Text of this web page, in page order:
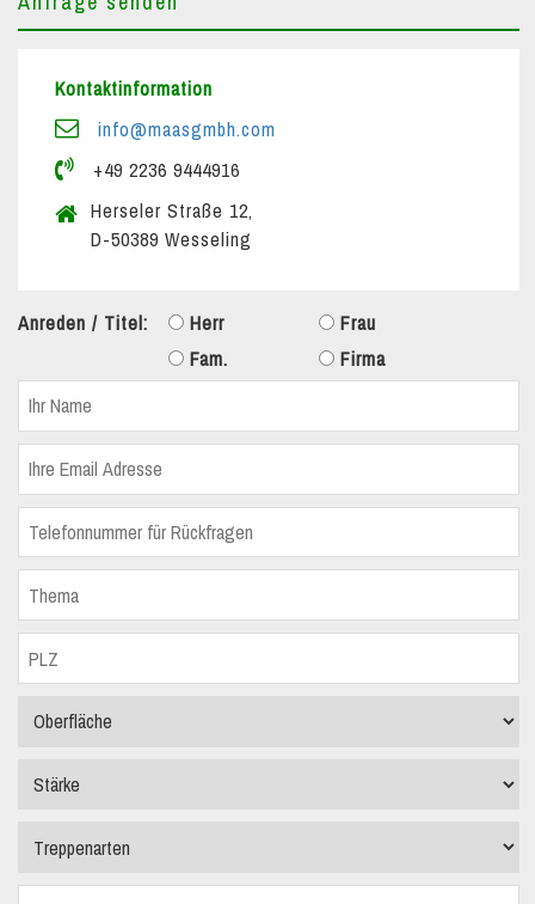
Kontaktinformation
info@maasgmbh.com
+49 2236 9444916
Herseler Straße 12,
D-50389 Wesseling
Anreden / Titel: Herr
Frau
Fam.
Firma